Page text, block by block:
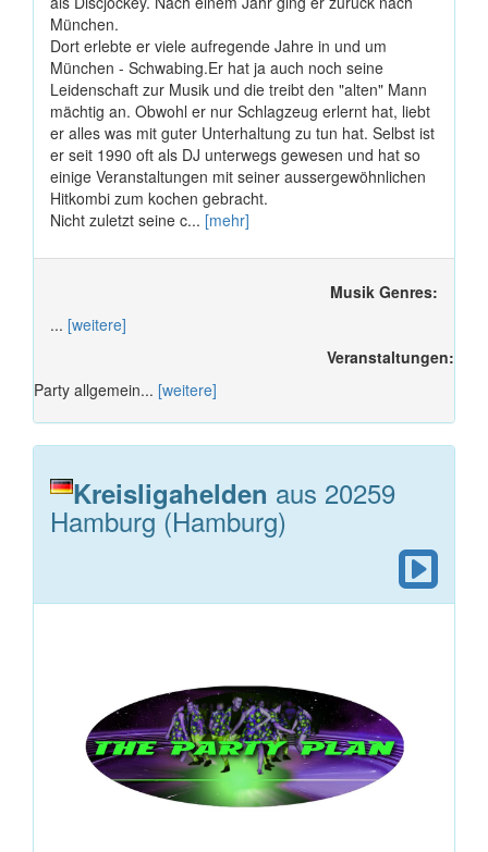
München.
Dort erlebte er viele aufregende Jahre in und um
München - Schwabing.Er hat ja auch noch seine
Leidenschaft zur Musik und die treibt den "alten" Mann
mächtig an. Obwohl er nur Schlagzeug erlernt hat, liebt
er alles was mit guter Unterhaltung zu tun hat. Selbst ist
er seit 1990 oft als DJ unterwegs gewesen und hat so
einige Veranstaltungen mit seiner aussergewöhnlichen
Hitkombi zum kochen gebracht.
Nicht zuletzt seine c... [mehr]
Musik Genres:
... [weitere]
Veranstaltungen:
Party allgemein... [weitere]
Kreisligahelden aus 20259
Hamburg (Hamburg)